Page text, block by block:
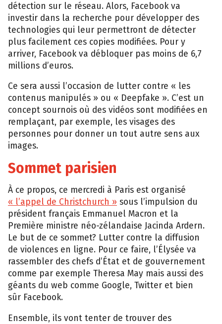
détection sur le réseau. Alors, Facebook va
investir dans la recherche pour développer des
technologies qui leur permettront de détecter
plus facilement ces copies modifiées. Pour y
arriver, Facebook va débloquer pas moins de 6,7
millions d’euros.
Ce sera aussi l’occasion de lutter contre « les
contenus manipulés » ou « Deepfake ». C’est un
concept sournois où des vidéos sont modifiées en
remplaçant, par exemple, les visages des
personnes pour donner un tout autre sens aux
images.
Sommet parisien
À ce propos, ce mercredi à Paris est organisé
« l’appel de Christchurch » sous l’impulsion du
président français Emmanuel Macron et la
Première ministre néo-zélandaise Jacinda Ardern.
Le but de ce sommet? Lutter contre la diffusion
de violences en ligne. Pour ce faire, l’Élysée va
rassembler des chefs d’État et de gouvernement
comme par exemple Theresa May mais aussi des
géants du web comme Google, Twitter et bien
sûr Facebook.
Ensemble, ils vont tenter de trouver des